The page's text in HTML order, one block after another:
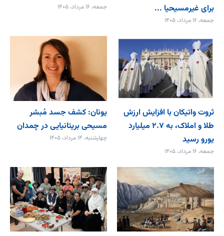
برای غیرمسیحیا ...
جمعه، ۱۶ مرداد، ۱۴۰۵
جمعه، ۱۶ مرداد، ۱۴۰۵
ثروت واتیکان با افزایش ارزش
طلا و املاک، به ۲.۷ میلیارد
یورو رسید
جمعه، ۱۶ مرداد، ۱۴۰۵
یونان: کشف جسد مُبشر
مسیحی بریتانیایی در چمدان
چهارشنبه، ۱۴ مرداد، ۱۴۰۵